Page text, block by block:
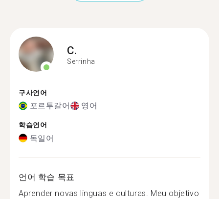
C.
Serrinha
구사언어
포르투갈어 영어
학습언어
독일어
언어 학습 목표
Aprender novas linguas e culturas. Meu objetivo